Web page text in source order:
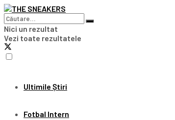
Nici un rezultat
Vezi toate rezultatele
Ultimile Știri
Fotbal Intern